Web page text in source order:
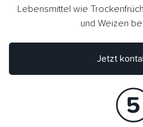
Jetzt
Lebensmittel wie
und Weizen